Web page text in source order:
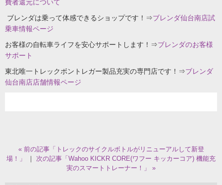
費者還元について
ブレンダは乗って体感できるショップです！⇒ブレンダ仙台南店試
乗車情報ページ
お客様の自転車ライフを安心サポートします！⇒ブレンダのお客様
サポート
東北唯一トレックボントレガー製品充実の専門店です！⇒ブレンダ
仙台南店店舗情報ページ
« 前の記事「トレックのサイクルボトルがリニューアルして新登
場！」
｜ 次の記事「Wahoo KICKR CORE(ワフー キッカーコア) 機能充
実のスマートトレーナー！」 »